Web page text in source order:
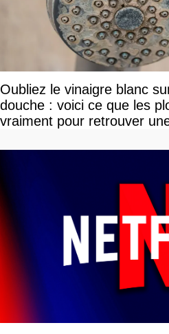
Oubliez le vinaigre blanc
douche : voici ce que les
vraiment pour retrouver